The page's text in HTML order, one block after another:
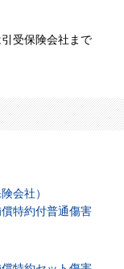
受保険会社まで
会社）
特約付普通傷害